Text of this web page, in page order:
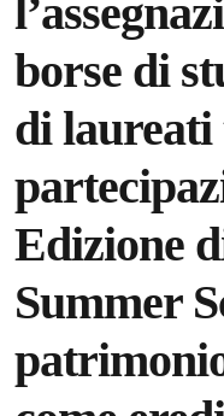
borse di
di
Edizione
Summer